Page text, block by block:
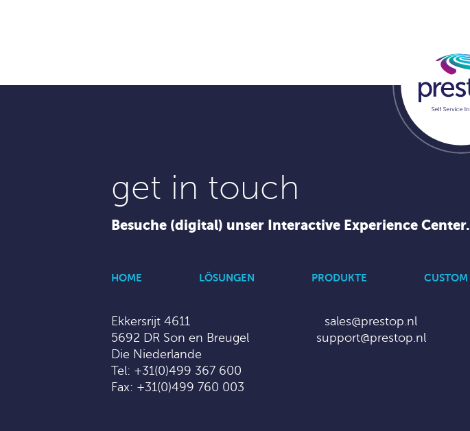
get in touch
Besuche (digital) unser Interactive Experience Center.
HOME LÖSUNGEN PRODUKTE CUSTOM
Ekkersrijt 4611
5692 DR Son en Breugel
Die Niederlande
Tel: +31(0)499 367 600
Fax: +31(0)499 760 003
sales@prestop.nl
support@prestop.nl